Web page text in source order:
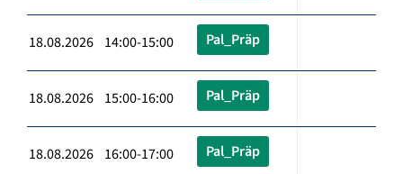
18.08.2026 14:00-15:00 Pal_Präp
18.08.2026 15:00-16:00 Pal_Präp
18.08.2026 16:00-17:00 Pal_Präp